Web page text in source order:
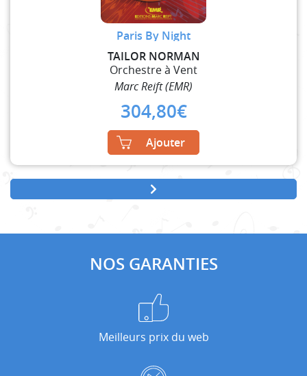
Paris By Night
TAILOR NORMAN
Orchestre à Vent
Marc Reift (EMR)
304,80€
Ajouter
NOS GARANTIES
Meilleurs prix du web